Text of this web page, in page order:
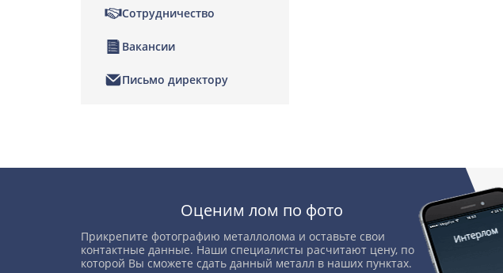
Сотрудничество
Вакансии
Письмо директору
Оценим лом по фото
Прикрепите фотографию металлолома и оставьте свои
контактные данные. Наши специалисты расчитают цену, по
которой Вы сможете сдать данный металл в наших пунктах.